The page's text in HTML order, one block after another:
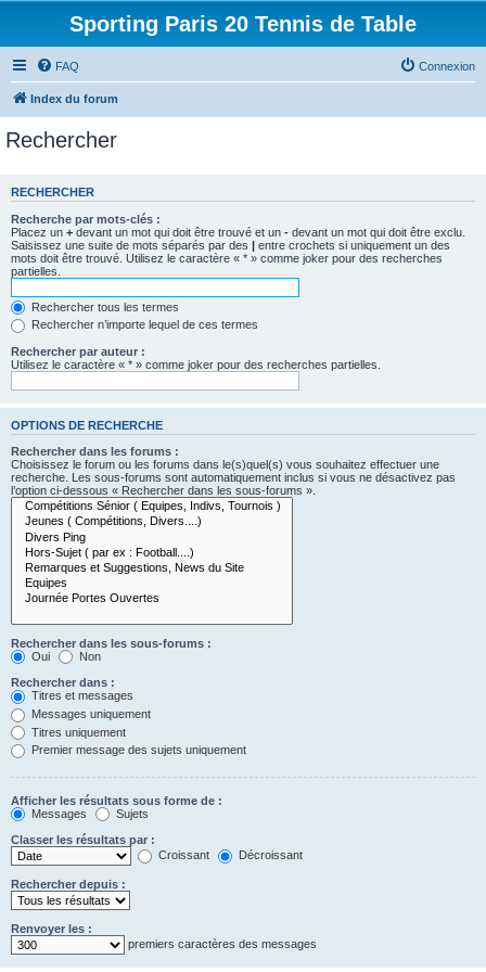
Sporting Paris 20 Tennis de Table
FAQ Connexion
Index du forum
Rechercher
RECHERCHER
Recherche par mots-clés :
Placez un + devant un mot qui doit être trouvé et un - devant un mot qui doit être exclu.
Saisissez une suite de mots séparés par des | entre crochets si uniquement un des
mots doit être trouvé. Utilisez le caractère « * » comme joker pour des recherches
partielles.
Rechercher tous les termes
Rechercher n’importe lequel de ces termes
Rechercher par auteur :
Utilisez le caractère « * » comme joker pour des recherches partielles.
OPTIONS DE RECHERCHE
Rechercher dans les forums :
Choisissez le forum ou les forums dans le(s)quel(s) vous souhaitez effectuer une
recherche. Les sous-forums sont automatiquement inclus si vous ne désactivez pas
l’option ci-dessous « Rechercher dans les sous-forums ».
Rechercher dans les sous-forums :
Oui
Non
Rechercher dans :
Titres et messages
Messages uniquement
Titres uniquement
Premier message des sujets uniquement
Afficher les résultats sous forme de :
Messages
Sujets
Classer les résultats par :
Croissant
Décroissant
Rechercher depuis :
Renvoyer les :
premiers caractères des messages